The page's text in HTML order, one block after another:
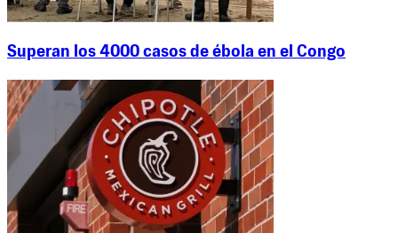
Superan los 4000 casos de ébola en el Congo